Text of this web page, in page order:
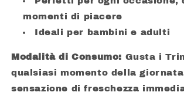
momenti di piacere
Ideali per bambini e adulti
Modalità di Consumo: Gusta i
qualsiasi momento della
sensazione di freschezza